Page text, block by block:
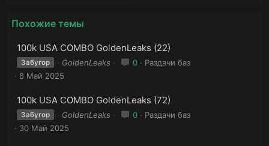
Похожие темы
100k USA COMBO GoldenLeaks (22)
Забугор GoldenLeaks 0
Раздачи баз
8 Май 2025
100k USA COMBO GoldenLeaks (72)
Забугор GoldenLeaks 0
Раздачи баз
30 Май 2025